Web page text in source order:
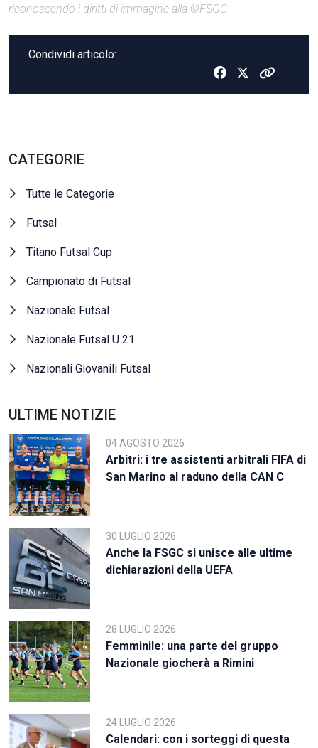
riconoscendo i diritti di immagine alla ©FSGC
Condividi articolo:
CATEGORIE
Tutte le Categorie
Futsal
Titano Futsal Cup
Campionato di Futsal
Nazionale Futsal
Nazionale Futsal U 21
Nazionali Giovanili Futsal
ULTIME NOTIZIE
04 AGOSTO 2026
Arbitri: i tre assistenti arbitrali FIFA di
San Marino al raduno della CAN C
30 LUGLIO 2026
Anche la FSGC si unisce alle ultime
dichiarazioni della UEFA
28 LUGLIO 2026
Femminile: una parte del gruppo
Nazionale giocherà a Rimini
24 LUGLIO 2026
Calendari: con i sorteggi di questa